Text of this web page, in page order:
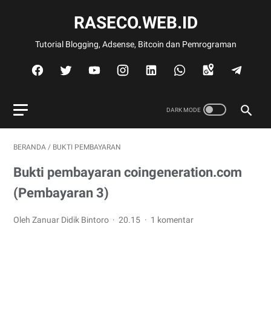
RASECO.WEB.ID
Tutorial Blogging, Adsense, Bitcoin dan Pemrograman
BERANDA / BUKTI PEMBAYARAN
Bukti pembayaran coingeneration.com
(Pembayaran 3)
Oleh Zanuar Didik Bintoro 20.15 1 komentar